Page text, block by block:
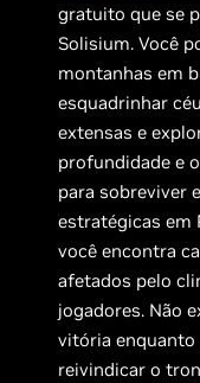
gratuito que se
Solisium. Você
montanhas em
esquadrinhar
extensas e
profundidade e
para sobreviver
estratégicas em
você encontra
afetados pelo
jogadores. Não
vitória enquanto
reivindicar o